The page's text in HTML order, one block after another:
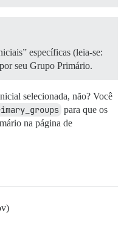
específicas (leia-se:
seu Grupo Primário.
selecionada, não? Você
para que os
na página de